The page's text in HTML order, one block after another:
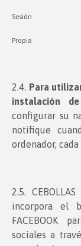
Sesión
Propia
2.4. Para
instalación
configurar su
notifique
ordenador,
2.5.
incorpora el
FACEBOOK
sociales a